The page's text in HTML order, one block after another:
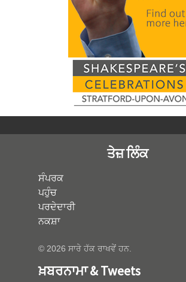
ਤੇਜ਼ ਲਿੰਕ
ਸੰਪਰਕ
ਪਹੁੰਚ
ਪਰਦੇਦਾਰੀ
ਨਕਸ਼ਾ
© 2026 ਸਾਰੇ ਹੱਕ ਰਾਖਵੇਂ ਹਨ.
ਖ਼ਬਰਨਾਮਾ & Tweets